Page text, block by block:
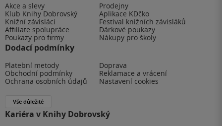
Akce a slevy
Prodejny
Klub Knihy Dobrovský
Aplikace KDčko
Knižní závisláci
Festival knižních závisláků
Affiliate spolupráce
Dárkové poukazy
Poukazy pro firmy
Nákupy pro školy
Dodací podmínky
Platební metody
Doprava
Obchodní podmínky
Reklamace a vrácení
Ochrana osobních údajů
Nastavení cookies
Vše důležité
Kariéra v Knihy Dobrovský